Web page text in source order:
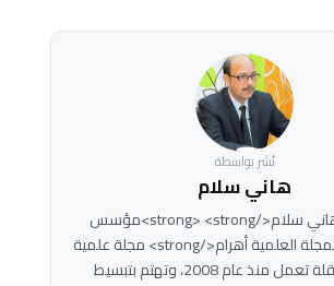
نُشر بواسطة
هاني سلام
<strong>هاني سلام</strong> <strong>مؤسس
ورئيس تحرير المجلة العلمية أهرام</strong> مجلة علمية
عربية مستقلة تعمل منذ عام 2008، وتهتم بتبسيط